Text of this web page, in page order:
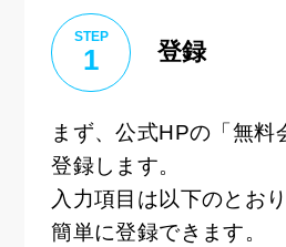
STEP
1 登録
まず、公式HPの「無料
登録します。
入力項目は以下のとお
簡単に登録できます。